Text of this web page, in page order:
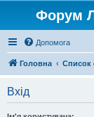
Форум
Допомога
Головна Список
Вхід